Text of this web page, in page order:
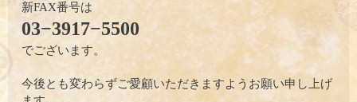
新FAX番号は
03−3917−5500
でございます。
今後とも変わらずご愛顧いただきますようお願い申し上げ